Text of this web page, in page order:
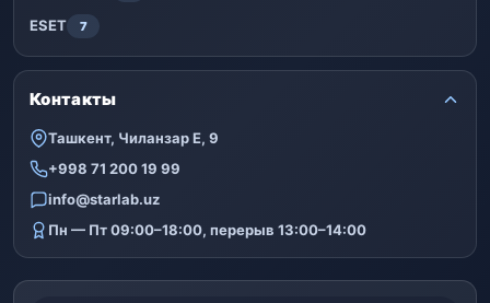
ESET 7
Контакты
Ташкент, Чиланзар Е, 9
+998 71 200 19 99
info@starlab.uz
Пн — Пт 09:00–18:00, перерыв 13:00–14:00